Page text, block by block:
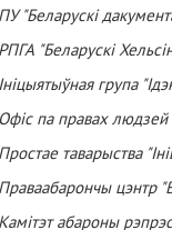
ПУ "Беларускі
РПГА "Беларускі
Ініцыятыўная група
Офіс па правах людзей
Простае таварыства
Праваабарончы цэнтр
Камітэт абароны